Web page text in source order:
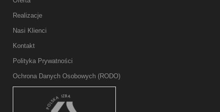
Realizacje
Nasi Klienci
Kontakt
Polityka Prywatności
Ochrona Danych Osobowych (RODO)